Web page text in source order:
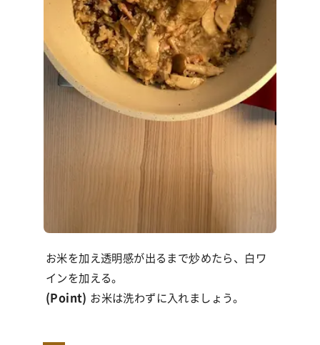
お米を加え透明感が出るまで炒めたら、白ワ
インを加える。
(Point) お米は洗わずに入れましょう。